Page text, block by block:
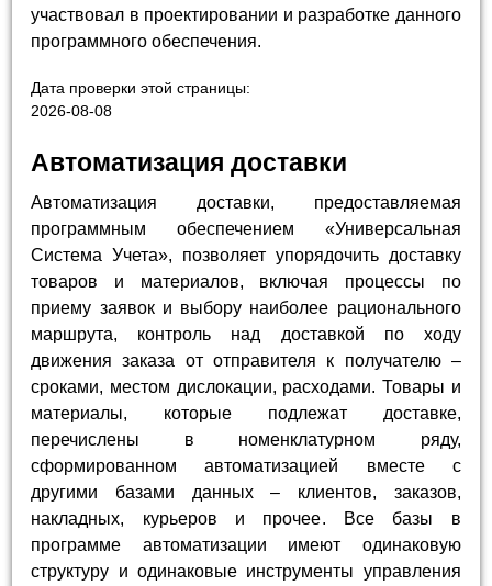
участвовал в проектировании и разработке данного
программного обеспечения.
Дата проверки этой страницы:
2026-08-08
Автоматизация доставки
Автоматизация доставки, предоставляемая
программным обеспечением «Универсальная
Система Учета», позволяет упорядочить доставку
товаров и материалов, включая процессы по
приему заявок и выбору наиболее рационального
маршрута, контроль над доставкой по ходу
движения заказа от отправителя к получателю –
сроками, местом дислокации, расходами. Товары и
материалы, которые подлежат доставке,
перечислены в номенклатурном ряду,
сформированном автоматизацией вместе с
другими базами данных – клиентов, заказов,
накладных, курьеров и прочее. Все базы в
программе автоматизации имеют одинаковую
структуру и одинаковые инструменты управления